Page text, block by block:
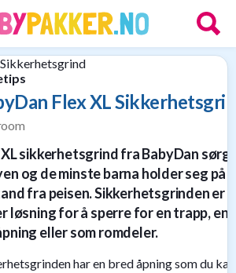
Flex XL
XL sikkerhetsgrind fra BabyDan
og de minste barna holder seg på
fra peisen. Sikkerhetsgrinden er
løsning for å sperre for en trapp, en
eller som romdeler.
har en bred åpning som du